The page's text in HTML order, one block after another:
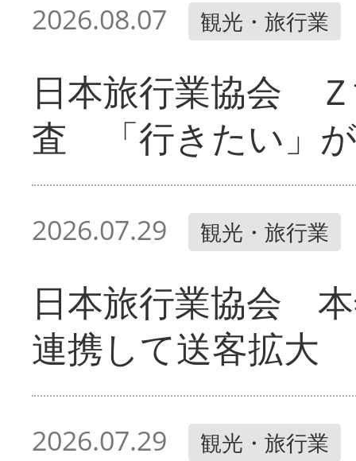
2026.08.07 観光・旅行業
日本旅行業協会
査 「行きたい」
2026.07.29 観光・旅行業
日本旅行業協会
連携して送客拡大
2026.07.29 観光・旅行業